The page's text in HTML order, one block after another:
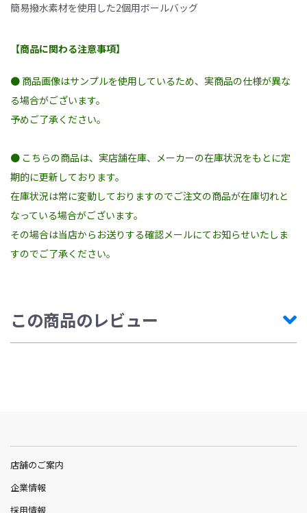
簡易撥水素材を使用した2個用ボールバッグ
【商品に関わる注意事項】
● 商品画像はサンプルを使用しているため、実商品の仕様が異な
る場合がございます。
予めご了承ください。
● こちらの商品は、実店舗在庫、メーカーの在庫状況をもとに定
期的に更新しております。
在庫状況は常に変動しておりますのでご注文の商品が在庫切れと
なっている場合がございます。
その場合は当店からお送りする確認メールにてお知らせいたしま
すのでご了承ください。
この商品のレビュー
店舗のご案内
企業情報
採用情報